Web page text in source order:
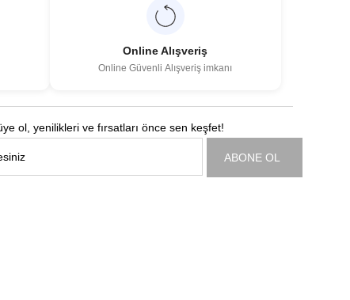
Online Alışveriş
Online Güvenli Alışveriş imkanı
ol, yenilikleri ve fırsatları önce sen keşfet!
ABONE OL